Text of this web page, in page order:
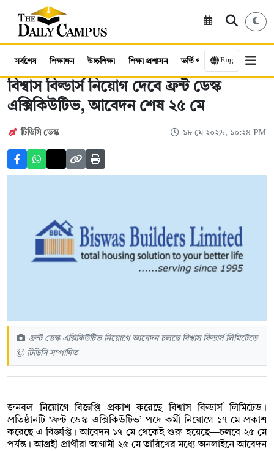
সর্বশেষ শিক্ষাঙ্গন উচ্চশিক্ষা শিক্ষা প্রশাসন ভর্তি পরীক্ষা কর্মসংস্থান
Eng
বিশ্বাস বিল্ডার্স নিয়োগ দেবে ফ্রন্ট ডেস্ক
এক্সিকিউটিভ, আবেদন শেষ ২৫ মে
টিডিসি ডেস্ক ১৮ মে ২০২৬, ১০:২৪ PM
ফ্রন্ট ডেস্ক এক্সিকিউটিভ নিয়োগে আবেদন চলছে বিশ্বাস বিল্ডার্স লিমিটেডে
© টিডিসি সম্পাদিত
জনবল নিয়োগে বিজ্ঞপ্তি প্রকাশ করেছে বিশ্বাস বিল্ডার্স লিমিটেড।
প্রতিষ্ঠানটি ‌‘ফ্রন্ট ডেস্ক এক্সিকিউটিভ’ পদে কর্মী নিয়োগে ১৭ মে প্রকাশ
করেছে এ বিজ্ঞপ্তি। আবেদন ১৭ মে থেকেই শুরু হয়েছে—চলবে ২৫ মে
পর্যন্ত। আগ্রহী প্রার্থীরা আগামী ২৫ মে তারিখের মধ্যে অনলাইনে আবেদন